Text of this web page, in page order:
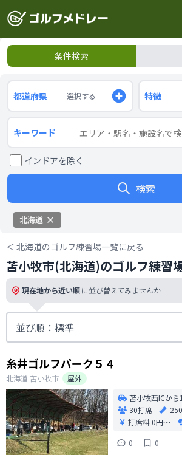
条件検索
都道府県 選択する 特徴
キーワード
インドアを除く
検索
北海道
＜ 北海道のゴルフ練習場一覧に戻る
苫小牧市(北海道)のゴルフ練習
現在地から近い順に並び替えてみませんか
糸井ゴルフパーク５４
北海道 苫小牧市
屋外
苫小牧西ICから
30打席
打席料0円〜
0
0